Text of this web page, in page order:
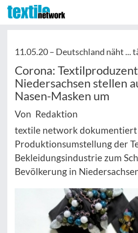
11.05.20 – Deutschland näht ...
Corona:
Niedersachsen stellen
Nasen-Masken um
Von Redaktion
textile network
Produktionsumstellung der
Bekleidungsindustrie zum
Bevölkerung in